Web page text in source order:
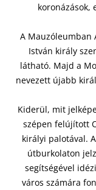
koronázások,
A Mauzóleumban
István király
látható. Majd a
nevezett újabb
Kiderül, mit
szépen felújított
királyi palotával.
útburkolaton
segítségével
város számára